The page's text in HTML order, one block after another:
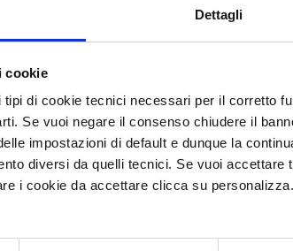
Dettagli
cookie
di cookie tecnici necessari per il corretto
Se vuoi negare il consenso chiudere il
impostazioni di default e dunque la
diversi da quelli tecnici. Se vuoi
i cookie da accettare clicca su
capire e comprendere